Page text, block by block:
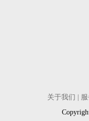
关于我们